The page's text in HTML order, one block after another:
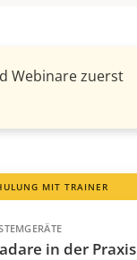
Webinare zuerst
MIT TRAINER
in der Praxis